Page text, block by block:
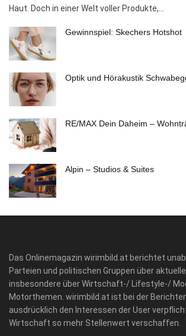
Haut. Doch in einer Welt voller Produkte,...
Gewinnspiel: Skechers Hotshot
Optik und Hörakustik
RE/MAX Dein Daheim –
Alpin – Studios & Suites
Das Onlinemagazin wirimbild.at berichtet
Parteien und politischen Gruppen über
insbesondere über Wirtschaft-/ Lifestyle-/
Motorthemen. wirimbild.at ist bei der
ausdrücklich den Interessen der User
Wirtschaft so mehr Stellenwert verschaffen.